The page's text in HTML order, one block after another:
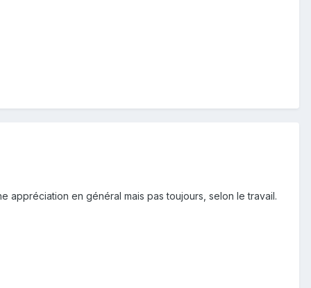
en général mais pas toujours, selon le travail.